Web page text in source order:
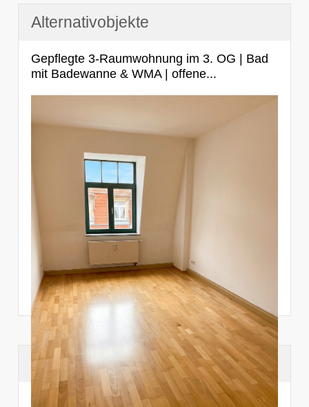
Alternativobjekte
Gepflegte 3-Raumwohnung im 3. OG | Bad
mit Badewanne & WMA | offene...
Suchhistorie
noch nichts angesehen